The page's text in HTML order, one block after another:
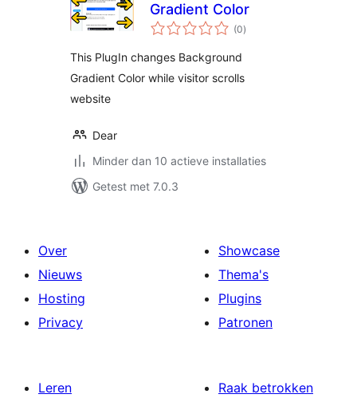
Gradient Color
(0totaal
waarderingen
)
This PlugIn changes Background
Gradient Color while visitor scrolls
website
Dear
Minder dan 10 actieve installaties
Getest met 7.0.3
Over
Nieuws
Hosting
Privacy
Showcase
Thema's
Plugins
Patronen
Leren
Raak betrokken